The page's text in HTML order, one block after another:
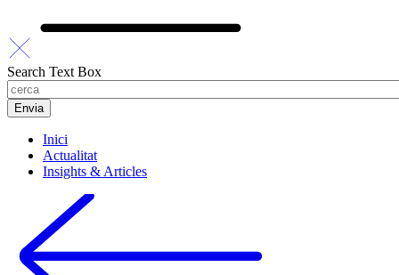
Search Text Box
Inici
Actualitat
Insights & Articles